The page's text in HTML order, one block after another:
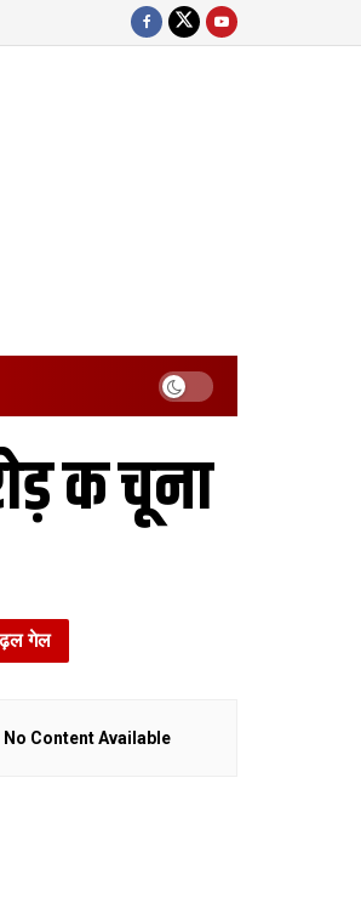
क चूना
गेल
No Content Available